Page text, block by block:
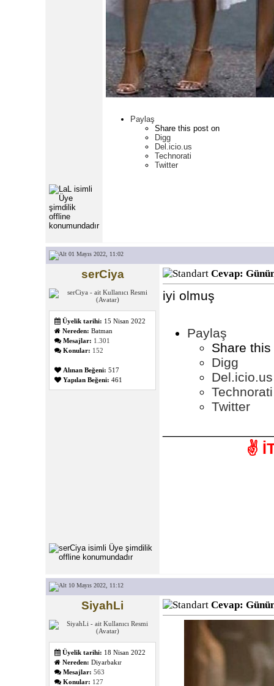
Paylaş
Share this post on
Digg
Del.icio.us
Technorati
Twitter
01 Mayıs 2022, 11:02
serCiya
Üyelik tarihi: 15 Nisan 2022
Nereden: Batman
Mesajlar: 1.301
Konular: 152
Alınan Beğeni: 517
Yapılan Beğeni: 461
Cevap:
iyi olmuş
Paylaş
Share
Digg
Del.icio.us
Technorati
Twitter
✌️
10 Mayıs 2022, 11:12
SiyahLi
Üyelik tarihi: 18 Nisan 2022
Nereden: Diyarbakır
Mesajlar: 563
Konular: 127
Cevap: